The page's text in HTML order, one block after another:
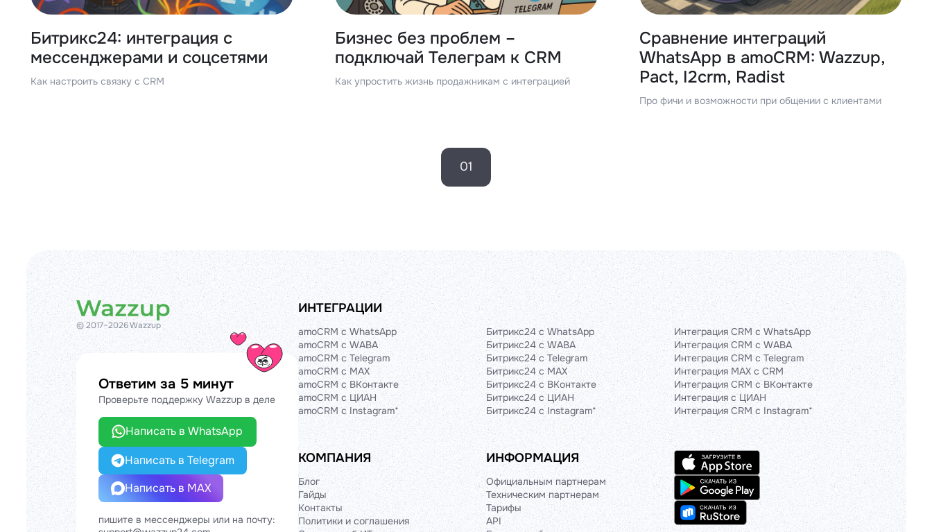
Битрикс24: интеграция с
мессенджерами и соцсетями
Как настроить связку с CRM
Бизнес без проблем –
подключай Телеграм к CRM
Как упростить жизнь продажникам с интеграцией
Сравнение интеграций
WhatsApp в amoCRM: Wazzup,
Pact, I2crm, Radist
Про фичи и возможности при общении с клиентами
01
© 2017–2026 Wazzup
Ответим за 5 минут
Проверьте поддержку Wazzup в деле
Написать в WhatsApp
Написать в Telegram
Написать в MAX
пишите в мессенджеры или на почту:
ИНТЕГРАЦИИ
amoCRM с WhatsApp
amoCRM с WABA
amoCRM с Telegram
amoCRM с MAX
amoCRM с ВКонтакте
amoCRM с ЦИАН
amoCRM с Instagram*
Битрикс24 с WhatsApp
Битрикс24 с WABA
Битрикс24 с Telegram
Битрикс24 с MAX
Битрикс24 с ВКонтакте
Битрикс24 с ЦИАН
Битрикс24 с Instagram*
Интеграция CRM с WhatsApp
Интеграция CRM с WABA
Интеграция CRM с Telegram
Интеграция MAX с CRM
Интеграция CRM с ВКонтакте
Интеграция с ЦИАН
Интеграция CRM с Instagram*
КОМПАНИЯ
Блог
Гайды
Контакты
Политики и соглашения
ИНФОРМАЦИЯ
Официальным партнерам
Техническим партнерам
Тарифы
API